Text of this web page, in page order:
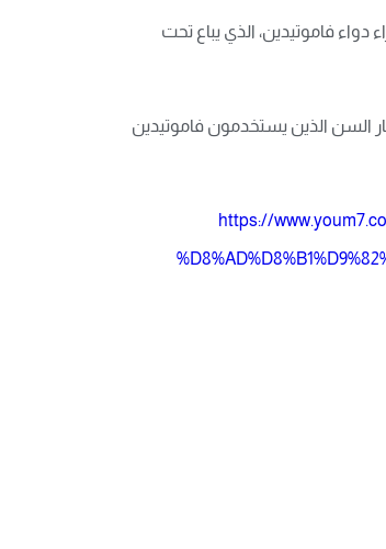
فاموتيدين، الذي يباع تحت
الذين يستخدمون أجهزة التنفس الصناعي ، وجد الأطباء في الصين أن 14 % فقط من كبار السن الذين يستخدمون فاموتيدين
https://